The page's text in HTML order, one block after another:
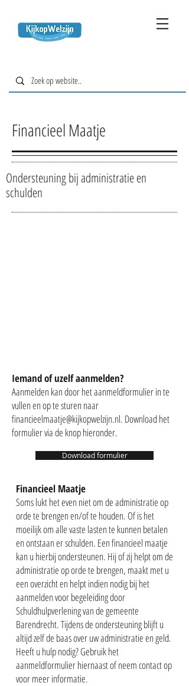
Financieel Maatje
Ondersteuning bij administratie en
schulden
Iemand of uzelf aanmelden?
Aanmelden kan door het aanmeldformulier in te
vullen en op te sturen naar
financieelmaatje@kijkopwelzijn.nl. Download het
formulier via de knop hieronder.
Download formulier
Financieel Maatje
Soms lukt het even niet om de administratie op
orde te brengen en/of te houden. Of is het
moeilijk om alle vaste lasten te kunnen betalen
en ontstaan er schulden. Een financieel maatje
kan u hierbij ondersteunen. Hij of zij helpt om de
administratie op orde te brengen, maakt met u
een overzicht en helpt indien nodig bij het
aanmelden voor begeleiding door
Schuldhulpverlening van de gemeente
Barendrecht. Tijdens de ondersteuning blijft u
altijd zelf de baas over uw administratie en geld.
Heeft u hulp nodig? Gebruik het
aanmeldformulier hiernaast of neem contact op
voor meer informatie.